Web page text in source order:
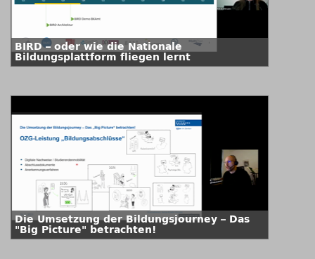
BIRD – oder wie die Nationale
Bildungsplattform fliegen lernt
Die Umsetzung der Bildungsjourney – Das
"Big Picture" betrachten!